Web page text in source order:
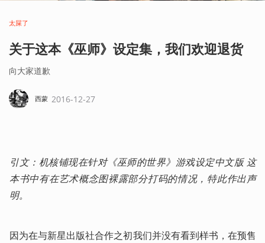
太屎了
关于这本《巫师》设定集，我们欢迎退货
向大家道歉
西蒙 2016-12-27
引文：机核铺现在针对《巫师的世界》游戏设定中文版 这
本书中有在艺术概念图裸露部分打码的情况，特此作出声
明。
因为在与新星出版社合作之初我们并没有看到样书，在预售